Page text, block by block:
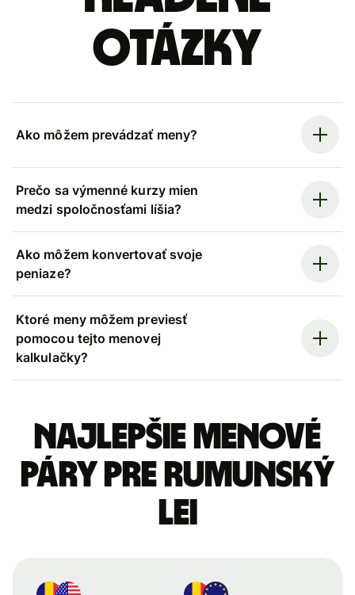
otázky
Ako môžem prevádzať meny?
Prečo sa výmenné kurzy mien
medzi spoločnosťami líšia?
Ako môžem konvertovať svoje
peniaze?
Ktoré meny môžem previesť
pomocou tejto menovej
kalkulačky?
Najlepšie menové
páry pre Rumunský
lei